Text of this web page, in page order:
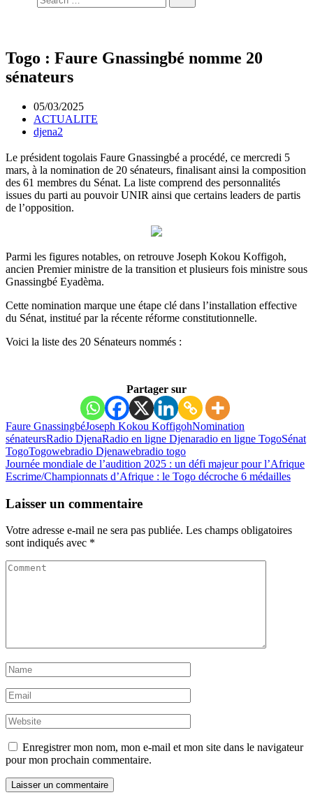
Togo : Faure Gnassingbé nomme 20
sénateurs
05/03/2025
ACTUALITE
djena2
Le président togolais Faure Gnassingbé a procédé, ce mercredi 5
mars, à la nomination de 20 sénateurs, finalisant ainsi la composition
des 61 membres du Sénat. La liste comprend des personnalités
issues du parti au pouvoir UNIR ainsi que certains leaders de partis
de l’opposition.
Parmi les figures notables, on retrouve Joseph Kokou Koffigoh,
ancien Premier ministre de la transition et plusieurs fois ministre sous
Gnassingbé Eyadèma.
Cette nomination marque une étape clé dans l’installation effective
du Sénat, institué par la récente réforme constitutionnelle.
Voici la liste des 20 Sénateurs nommés :
Partager sur
Faure GnassingbéJoseph Kokou KoffigohNomination
sénateursRadio DjenaRadio en ligne Djenaradio en ligne TogoSénat
TogoTogowebradio Djenawebradio togo
Journée mondiale de l’audition 2025 : un défi majeur pour l’Afrique
Escrime/Championnats d’Afrique : le Togo décroche 6 médailles
Laisser un commentaire
Votre adresse e-mail ne sera pas publiée. Les champs obligatoires
sont indiqués avec *
Enregistrer mon nom, mon e-mail et mon site dans le navigateur
pour mon prochain commentaire.